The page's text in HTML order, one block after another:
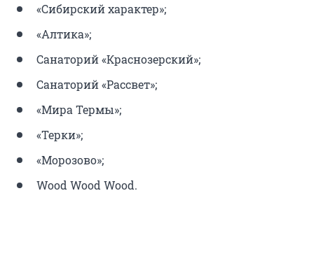
«Сибирский характер»;
«Алтика»;
Санаторий «Краснозерский»;
Санаторий «Рассвет»;
«Мира Термы»;
«Терки»;
«Морозово»;
Wood Wood Wood.